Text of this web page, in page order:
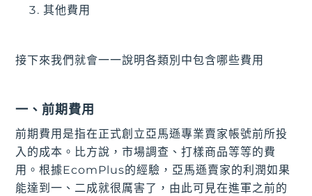
其他費用
接下來我們就會一一說明各類別中包含哪些費用
一、前期費用
前期費用是指在正式創立亞馬遜專業賣家帳號前所投
入的成本。比方說，市場調查、打樣商品等等的費
用。根據EcomPlus的經驗，亞馬遜賣家的利潤如果
能達到一、二成就很厲害了，由此可見在進軍之前的